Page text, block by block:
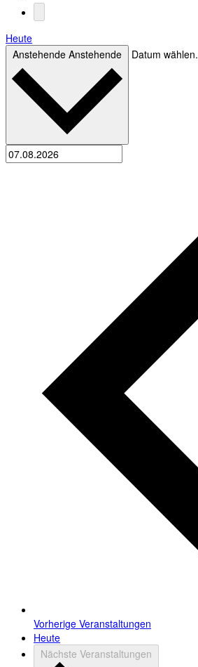
Heute
Anstehende Anstehende Datum wählen.
Vorherige Veranstaltungen
Heute
Nächste Veranstaltungen